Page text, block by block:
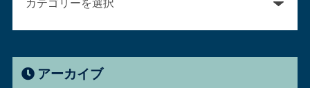
アーカイブ